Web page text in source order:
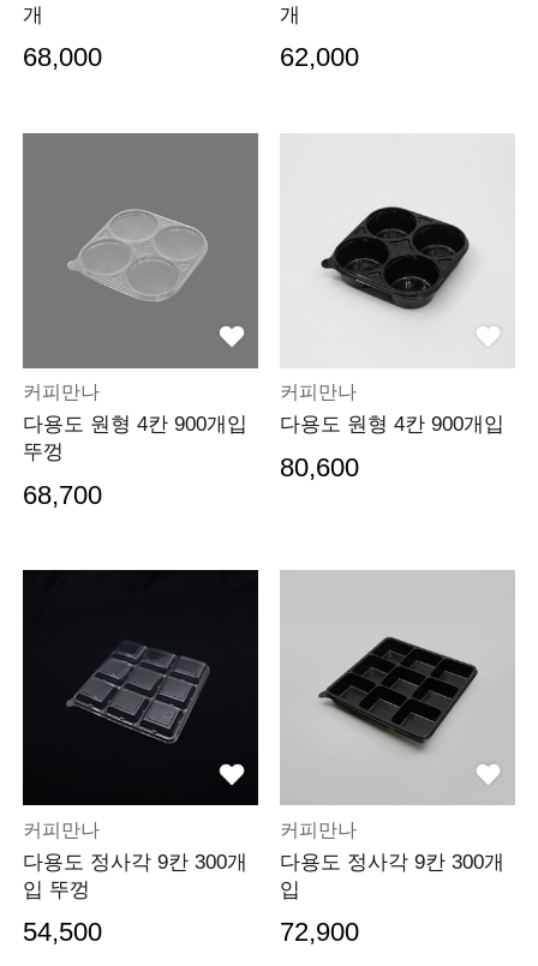
개
68,000
개
62,000
커피만나
다용도 원형 4칸 900개입
뚜껑
68,700
커피만나
다용도 원형 4칸 900개입
80,600
커피만나
다용도 정사각 9칸 300개
입 뚜껑
54,500
커피만나
다용도 정사각 9칸 300개
입
72,900